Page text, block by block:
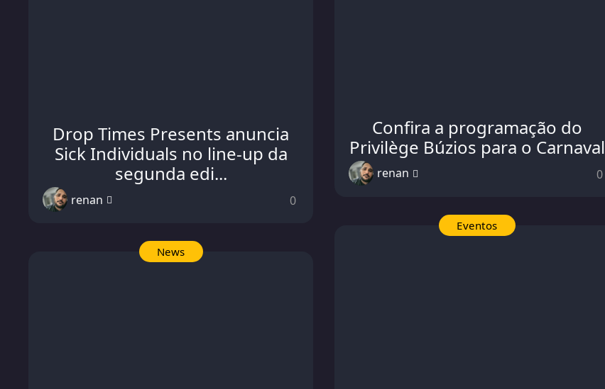
Drop Times Presents anuncia
Sick Individuals no line-up da
segunda edi...
renan 0
News
Confira a programação do
Privilège Búzios para o Carnaval
renan 0
Eventos